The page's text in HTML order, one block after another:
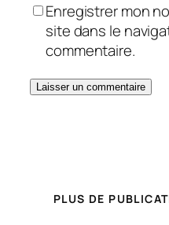
Enregistrer mon
site dans le
commentaire.
PLUS DE